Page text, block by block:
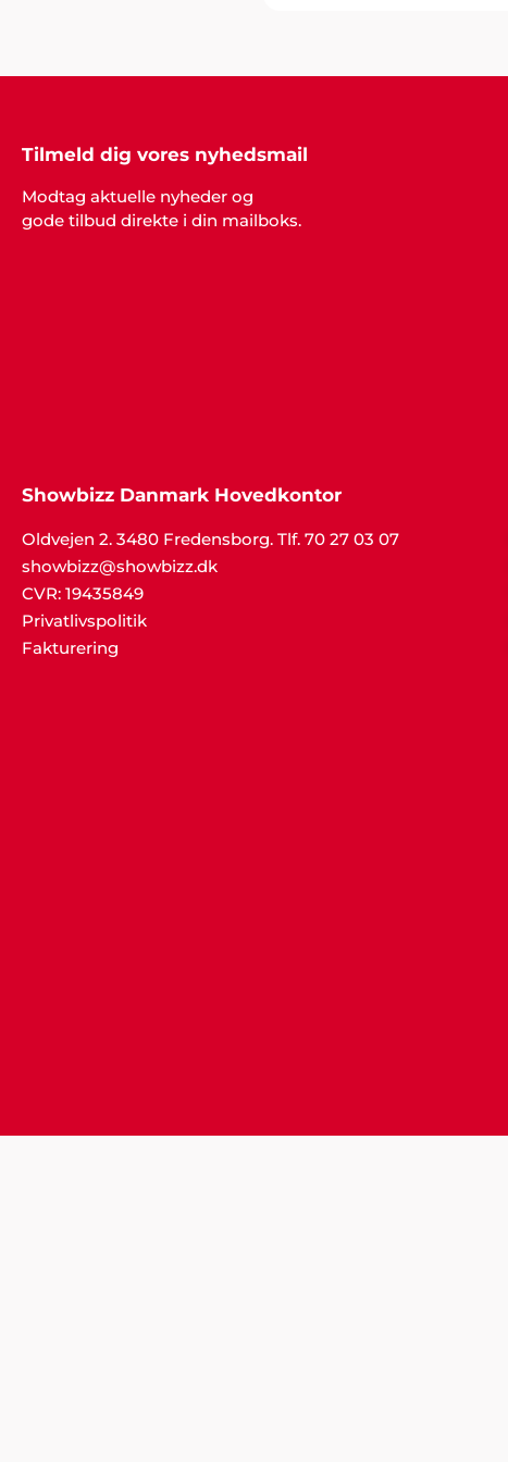
Tilmeld dig vores nyhedsmail
Modtag aktuelle nyheder og
gode tilbud direkte i din mailboks.
Showbizz Danmark Hovedkontor
Oldvejen 2. 3480 Fredensborg. Tlf. 70 27 03 07
showbizz@showbizz.dk
CVR: 19435849
Privatlivspolitik
Fakturering